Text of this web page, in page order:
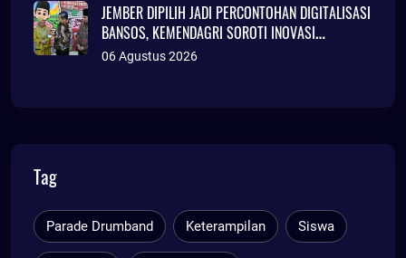
JEMBER DIPILIH JADI PERCONTOHAN DIGITALISASI
BANSOS, KEMENDAGRI SOROTI INOVASI
ADMINDUK
06 Agustus 2026
Tag
Parade Drumband Keterampilan Siswa